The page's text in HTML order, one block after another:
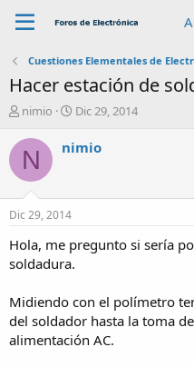
Cuestiones Elementales de
Hacer estación de
A
t
o
r
nimio
F
c
n
o
Dic 29, 2014
N nimio
Dic 29, 2014
Hola, me pregunto si sería
soldadura.
Midiendo con el polímetro
del soldador hasta la toma
alimentación AC.